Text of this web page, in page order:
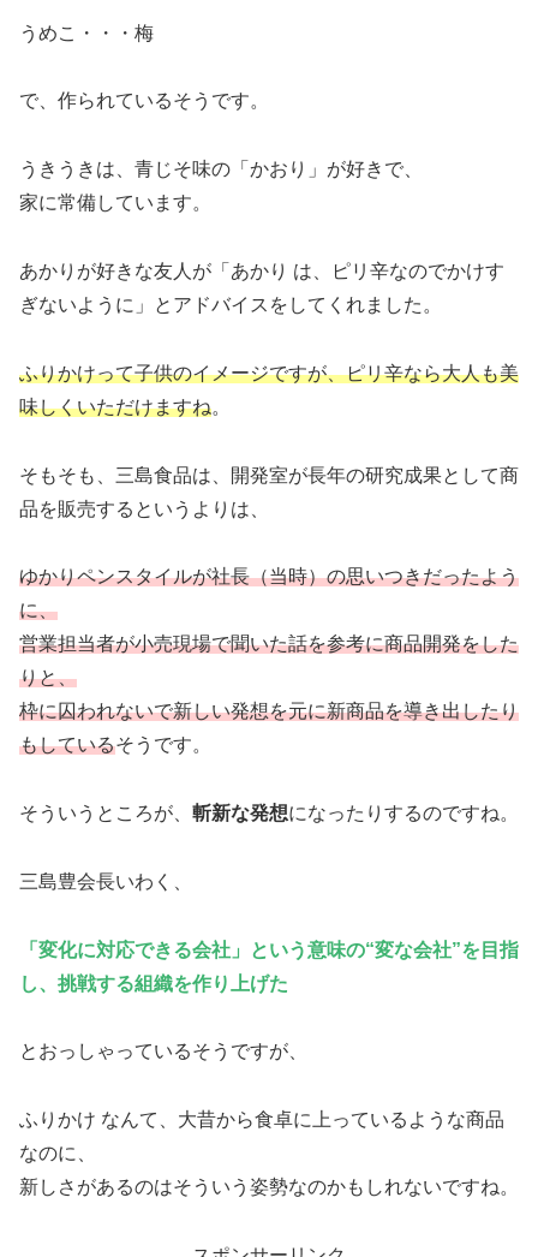
うめこ・・・梅
で、作られているそうです。
うきうきは、青じそ味の「かおり」が好きで、
家に常備しています。
あかりが好きな友人が「あかり は、ピリ辛なのでかけす
ぎないように」とアドバイスをしてくれました。
ふりかけって子供のイメージですが、ピリ辛なら大人も美
味しくいただけますね。
そもそも、三島食品は、開発室が長年の研究成果として商
品を販売するというよりは、
ゆかりペンスタイルが社長（当時）の思いつきだったよう
に、
営業担当者が小売現場で聞いた話を参考に商品開発をした
りと、
枠に囚われないで新しい発想を元に新商品を導き出したり
もしているそうです。
そういうところが、 斬新な発想になったりするのですね。
三島豊会長いわく、
「変化に対応できる会社」という意味の“変な会社”を目指
し、挑戦する組織を作り上げた
とおっしゃっているそうですが、
ふりかけ なんて、大昔から食卓に上っているような商品
なのに、
新しさがあるのはそういう姿勢なのかもしれないですね。